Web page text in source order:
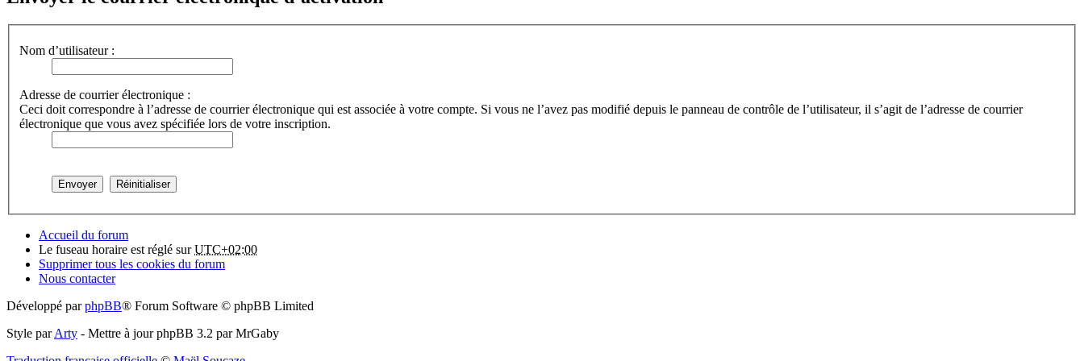
Nom d’utilisateur :
Adresse de courrier électronique :
Ceci doit correspondre à l’adresse de courrier électronique qui est associée à votre compte. Si vous ne l’avez pas modifié depuis le panneau de contrôle de l’utilisateur, il s’agit de l’adresse de courrier
électronique que vous avez spécifiée lors de votre inscription.
Accueil du forum
Le fuseau horaire est réglé surUTC+02:00
Supprimer tous les cookies du forum
Nous contacter
Développé parphpBB® Forum Software © phpBB Limited
Style parArty - Mettre à jour phpBB 3.2 par MrGaby